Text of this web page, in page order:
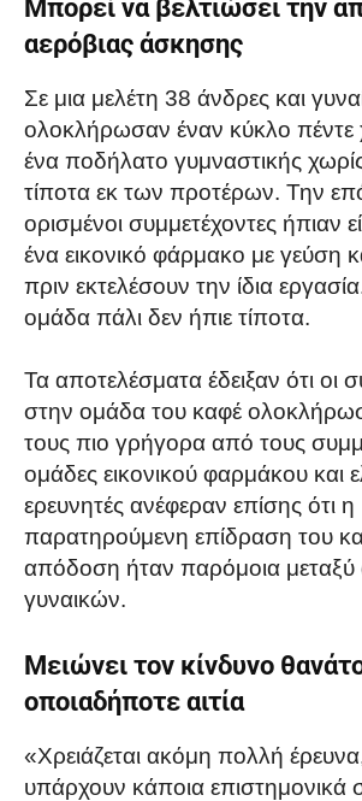
Μπορεί να βελτιώσει την
αερόβιας άσκησης
Σε μια μελέτη 38 άνδρες και
ολοκλήρωσαν έναν κύκλο πέντε
ένα ποδήλατο γυμναστικής
τίποτα εκ των προτέρων. Την
ορισμένοι συμμετέχοντες ήπιαν
ένα εικονικό φάρμακο με γεύση
πριν εκτελέσουν την ίδια
ομάδα πάλι δεν ήπιε τίποτα.
Τα αποτελέσματα έδειξαν ότι οι
στην ομάδα του καφέ
τους πιο γρήγορα από τους
ομάδες εικονικού φαρμάκου και
ερευνητές ανέφεραν επίσης ότι η
παρατηρούμενη επίδραση του
απόδοση ήταν παρόμοια μεταξύ
γυναικών.
Μειώνει τον κίνδυνο
οποιαδήποτε αιτία
«Χρειάζεται ακόμη πολλή
υπάρχουν κάποια επιστημονικά